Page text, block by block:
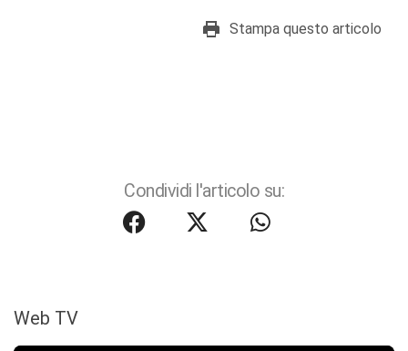
Stampa questo articolo
Condividi l'articolo su:
Web TV